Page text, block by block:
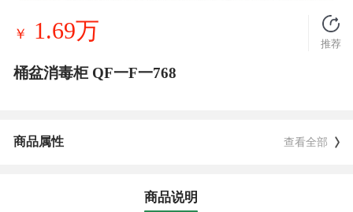
￥ 1.69万
推荐
桶盆消毒柜 QF一F一768
商品属性 查看全部
商品说明